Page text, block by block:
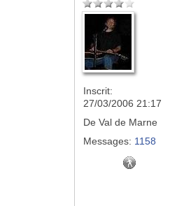
Inscrit:
27/03/2006 21:17
De Val de Marne
Messages: 1158